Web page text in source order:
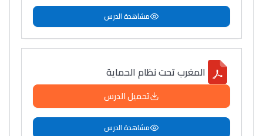
مشاهدة الدرس
المغرب تحت نظام الحماية
تحميل الدرس
مشاهدة الدرس